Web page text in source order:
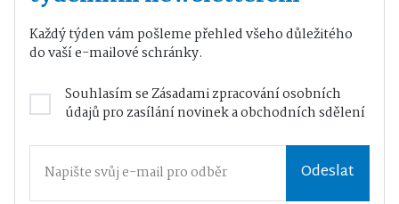
Každý týden vám pošleme přehled všeho důležitého
do vaší e-mailové schránky.
Souhlasím seZásadami zpracování osobních
údajůpro zasílání novinek a obchodních sdělení
Odeslat